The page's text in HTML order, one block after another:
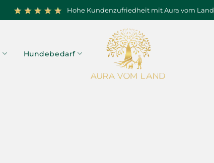
Hohe Kundenzufriedheit mit Aura vom Land
Hundebedarf